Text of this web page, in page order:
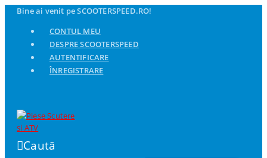
Bine ai venit pe SCOOTERSPEED.RO!
CONTUL MEU
DESPRE SCOOTERSPEED
AUTENTIFICARE
ÎNREGISTRARE
Caută